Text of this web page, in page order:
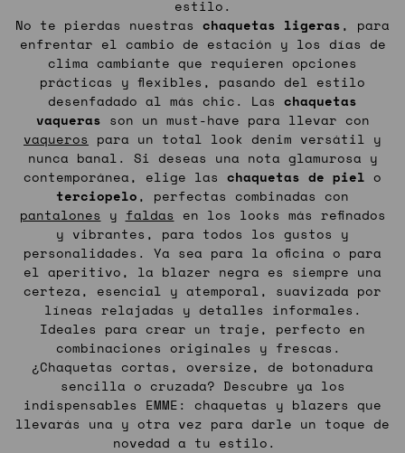
estilo.
No te pierdas nuestras chaquetas ligeras, para
enfrentar el cambio de estación y los días de
clima cambiante que requieren opciones
prácticas y flexibles, pasando del estilo
desenfadado al más chic. Las chaquetas
vaqueras son un must-have para llevar con
vaqueros para un total look denim versátil y
nunca banal. Si deseas una nota glamurosa y
contemporánea, elige las chaquetas de piel o
terciopelo, perfectas combinadas con
pantalones y faldas en los looks más refinados
y vibrantes, para todos los gustos y
personalidades. Ya sea para la oficina o para
el aperitivo, la blazer negra es siempre una
certeza, esencial y atemporal, suavizada por
líneas relajadas y detalles informales.
Ideales para crear un traje, perfecto en
combinaciones originales y frescas.
¿Chaquetas cortas, oversize, de botonadura
sencilla o cruzada? Descubre ya los
indispensables EMME: chaquetas y blazers que
llevarás una y otra vez para darle un toque de
novedad a tu estilo.